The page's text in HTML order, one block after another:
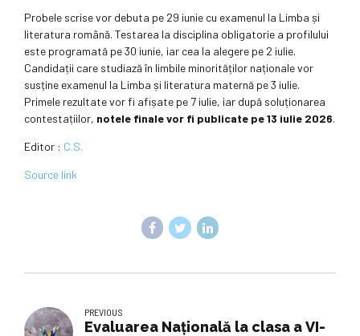
Probele scrise vor debuta pe 29 iunie cu examenul la Limba și
literatura română. Testarea la disciplina obligatorie a profilului
este programată pe 30 iunie, iar cea la alegere pe 2 iulie.
Candidații care studiază în limbile minorităților naționale vor
susține examenul la Limba și literatura maternă pe 3 iulie.
Primele rezultate vor fi afișate pe 7 iulie, iar după soluționarea
contestațiilor, notele finale vor fi publicate pe 13 iulie 2026.
Editor : C.S.
Source link
PREVIOUS
Evaluarea Națională la clasa a VI-